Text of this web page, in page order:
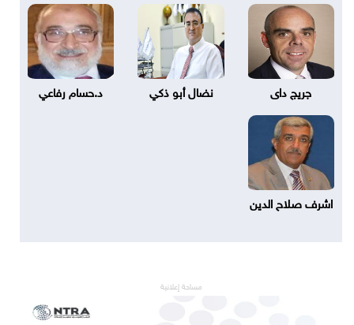
جريج داى نضال أبو ذكي د.حسام رفاعي
اشرف صلاح الدين
مساحة إعلانية